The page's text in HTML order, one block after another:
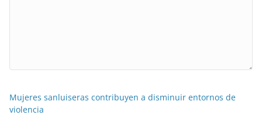
Mujeres sanluiseras contribuyen a disminuir entornos de
violencia